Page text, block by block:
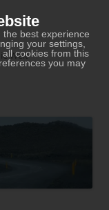
best experience
your settings,
cookies from this
you may
Welt